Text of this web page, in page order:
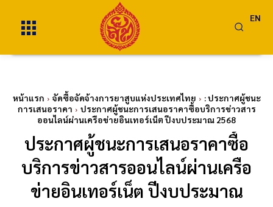
EN
หน้าแรก จัดซื้อจัดจ้างการยาสูบแห่งประเทศไทย
: ประกาศผู้ชนะ
การเสนอราคา
ประกาศผู้ชนะการเสนอราคาซื้อบริการข่าวสาร
ออนไลน์ผ่านเครือข่ายอินเทอร์เน็ต ปีงบประมาณ 2568
ประกาศผู้ชนะการเสนอราคาซื้อ
บริการข่าวสารออนไลน์ผ่านเครือ
ข่ายอินเทอร์เน็ต ปีงบประมาณ